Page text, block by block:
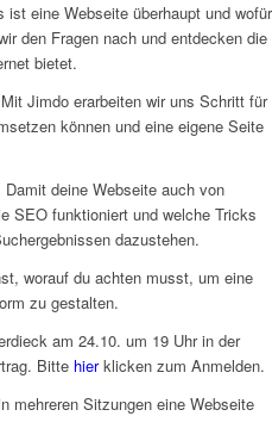
ist eine Webseite überhaupt und wofür
den Fragen nach und entdecken die
bietet.
Jimdo erarbeiten wir uns Schritt für
können und eine eigene Seite
Damit deine Webseite auch von
SEO funktioniert und welche Tricks
dazustehen.
worauf du achten musst, um eine
zu gestalten.
am 24.10. um 19 Uhr in der
Bitte hierklicken zum Anmelden.
mehreren Sitzungen eine Webseite